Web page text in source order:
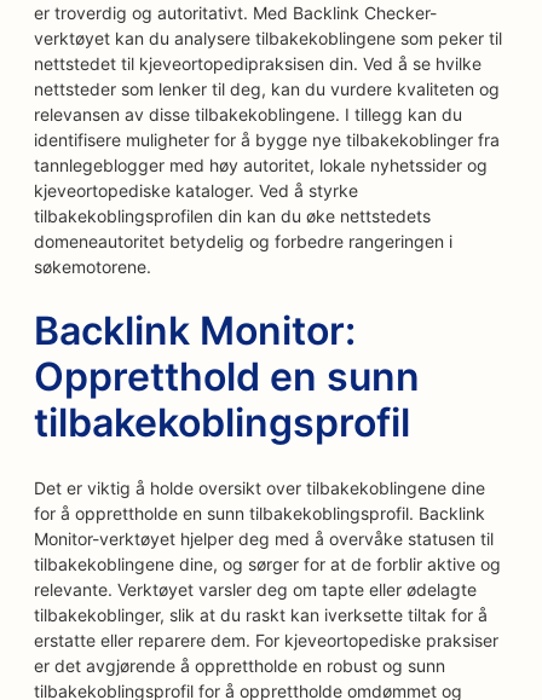
er troverdig og autoritativt. Med Backlink Checker-
verktøyet kan du analysere tilbakekoblingene som peker til
nettstedet til kjeveortopedipraksisen din. Ved å se hvilke
nettsteder som lenker til deg, kan du vurdere kvaliteten og
relevansen av disse tilbakekoblingene. I tillegg kan du
identifisere muligheter for å bygge nye tilbakekoblinger fra
tannlegeblogger med høy autoritet, lokale nyhetssider og
kjeveortopediske kataloger. Ved å styrke
tilbakekoblingsprofilen din kan du øke nettstedets
domeneautoritet betydelig og forbedre rangeringen i
søkemotorene.
Backlink Monitor:
Oppretthold en sunn
tilbakekoblingsprofil
Det er viktig å holde oversikt over tilbakekoblingene dine
for å opprettholde en sunn tilbakekoblingsprofil. Backlink
Monitor-verktøyet hjelper deg med å overvåke statusen til
tilbakekoblingene dine, og sørger for at de forblir aktive og
relevante. Verktøyet varsler deg om tapte eller ødelagte
tilbakekoblinger, slik at du raskt kan iverksette tiltak for å
erstatte eller reparere dem. For kjeveortopediske praksiser
er det avgjørende å opprettholde en robust og sunn
tilbakekoblingsprofil for å opprettholde omdømmet og